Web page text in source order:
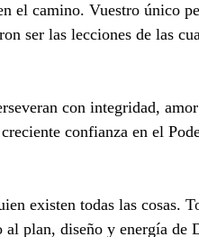
el camino. Vuestro único
ser las lecciones de las
con integridad,
confianza en el
existen todas las cosas.
plan, diseño y energía de